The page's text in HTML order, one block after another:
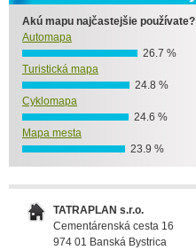
Akú mapu najčastejšie používate?
Automapa
26.7 %
Turistická mapa
24.8 %
Cyklomapa
24.6 %
Mapa mesta
23.9 %
TATRAPLAN s.r.o.
Cementárenská cesta 16
974 01 Banská Bystrica